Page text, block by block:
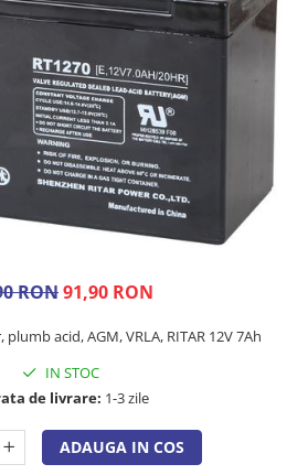
RON91,90 RON
acid, AGM, VRLA, RITAR 12V 7Ah
IN STOC
de livrare: 1-3 zile
ADAUGA IN COS